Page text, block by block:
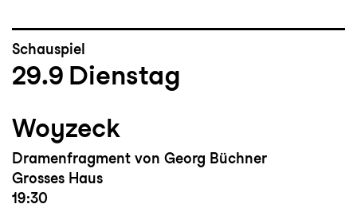
Schauspiel
29.9 Dienstag
Woyzeck
Dramenfragment von Georg Büchner
Grosses Haus
19:30